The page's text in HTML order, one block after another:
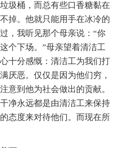
圾桶，而总有些口香糖黏在
掉。他就只能用手在冰冷的
，我听见那个母亲说：“你
个下场。”母亲望着清洁工
十分感慨：清洁工为我们打
厌恶。仅仅是因为他们穷，
意到他为社会做出的贡献。
净永远都是由清洁工来保持
态度来对待他们。而现在所